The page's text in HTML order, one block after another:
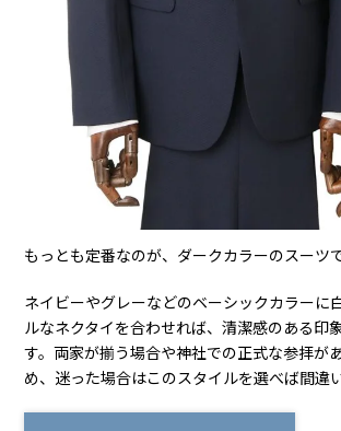
もっとも定番なのが、ダークカラーのスーツで
ネイビーやグレーなどのベーシックカラーに
ルなネクタイを合わせれば、清潔感のある印
す。両家が揃う場合や神社での正式な参拝が
め、迷った場合はこのスタイルを選べば間違